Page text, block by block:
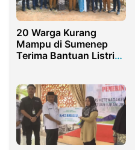
20 Warga Kurang
Mampu di Sumenep
Terima Bantuan Listrik